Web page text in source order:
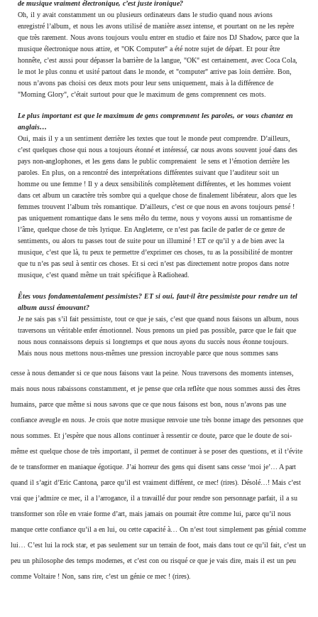
de musique vraiment électronique, c’est juste ironique?
Oh, il y avait constamment un ou plusieurs ordinateurs dans le studio quand nous avions
enregistré l’album, et nous les avons utilisé de manière assez intense, et pourtant on ne les repère
que très rarement. Nous avons toujours voulu entrer en studio et faire nos DJ Shadow, parce que la
musique électronique nous attire, et "OK Computer" a été notre sujet de départ. Et pour être
honnête, c’est aussi pour dépasser la barrière de la langue, "OK" est certainement, avec Coca Cola,
le mot le plus connu et usité partout dans le monde, et "computer" arrive pas loin derrière. Bon,
nous n’avons pas choisi ces deux mots pour leur sens uniquement, mais à la différence de
"Morning Glory", c’était surtout pour que le maximum de gens comprennent ces mots.
Le plus important est que le maximum de gens comprennent les paroles, or vous chantez en
anglais…
Oui, mais il y a un sentiment derrière les textes que tout le monde peut comprendre. D’ailleurs,
c’est quelques chose qui nous a toujours étonné et intéressé, car nous avons souvent joué dans des
pays non-anglophones, et les gens dans le public comprenaient le sens et l’émotion derrière les
paroles. En plus, on a rencontré des interprétations différentes suivant que l’auditeur soit un
homme ou une femme ! Il y a deux sensibilités complètement différentes, et les hommes voient
dans cet album un caractère très sombre qui a quelque chose de finalement libérateur, alors que les
femmes trouvent l’album très romantique. D’ailleurs, c’est ce que nous en avons toujours pensé !
pas uniquement romantique dans le sens mélo du terme, nous y voyons aussi un romantisme de
l’âme, quelque chose de très lyrique. En Angleterre, ce n’est pas facile de parler de ce genre de
sentiments, ou alors tu passes tout de suite pour un illuminé ! ET ce qu’il y a de bien avec la
musique, c’est que là, tu peux te permettre d’exprimer ces choses, tu as la possibilité de montrer
que tu n’es pas seul à sentir ces choses. Et si ceci n’est pas directement notre propos dans notre
musique, c’est quand même un trait spécifique à Radiohead.
Êtes vous fondamentalement pessimistes? ET si oui, faut-il être pessimiste pour rendre un tel
album aussi émouvant?
Je ne sais pas s’il fait pessimiste, tout ce que je sais, c’est que quand nous faisons un album, nous
traversons un véritable enfer émotionnel. Nous prenons un pied pas possible, parce que le fait que
nous nous connaissons depuis si longtemps et que nous ayons du succès nous étonne toujours.
Mais nous nous mettons nous-mêmes une pression incroyable parce que nous sommes sans
cesse à nous demander si ce que nous faisons vaut la peine. Nous traversons des moments intenses,
mais nous nous rabaissons constamment, et je pense que cela reflète que nous sommes aussi des êtres
humains, parce que même si nous savons que ce que nous faisons est bon, nous n’avons pas une
confiance aveugle en nous. Je crois que notre musique renvoie une très bonne image des personnes que
nous sommes. Et j’espère que nous allons continuer à ressentir ce doute, parce que le doute de soi-
même est quelque chose de très important, il permet de continuer à se poser des questions, et il t’évite
de te transformer en maniaque égotique. J’ai horreur des gens qui disent sans cesse ‘moi je’… A part
quand il s’agit d’Eric Cantona, parce qu’il est vraiment différent, ce mec! (rires). Désolé…! Mais c’est
vrai que j’admire ce mec, il a l’arrogance, il a travaillé dur pour rendre son personnage parfait, il a su
transformer son rôle en vraie forme d’art, mais jamais on pourrait être comme lui, parce qu’il nous
manque cette confiance qu’il a en lui, ou cette capacité à… On n’est tout simplement pas génial comme
lui… C’est lui la rock star, et pas seulement sur un terrain de foot, mais dans tout ce qu’il fait, c’est un
peu un philosophe des temps modernes, et c’est con ou risqué ce que je vais dire, mais il est un peu
comme Voltaire ! Non, sans rire, c’est un génie ce mec ! (rires).